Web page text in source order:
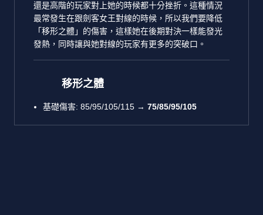
還是高階的玩家對上她的時候都十分挫折。這種情況
最常發生在跟劍客女王對線的時候，所以我們要降低
「移形之體」的傷害，這樣她在後期對決一樣能發光
發熱，同時讓與她對線的玩家有更多的突破口。
移形之體
基礎傷害: 85/95/105/115 → 75/85/95/105